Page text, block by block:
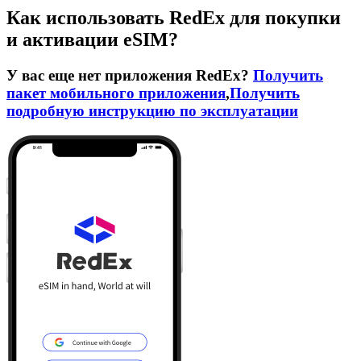
Как использовать RedEx для покупки
и активации eSIM?
У вас еще нет приложения RedEx? Получить
пакет мобильного приложения,Получить
подробную инструкцию по эксплуатации